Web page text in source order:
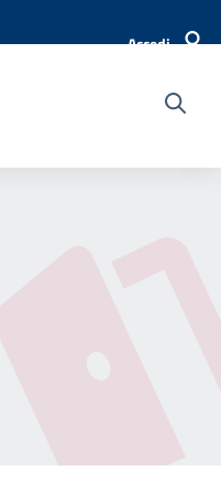
Accedi